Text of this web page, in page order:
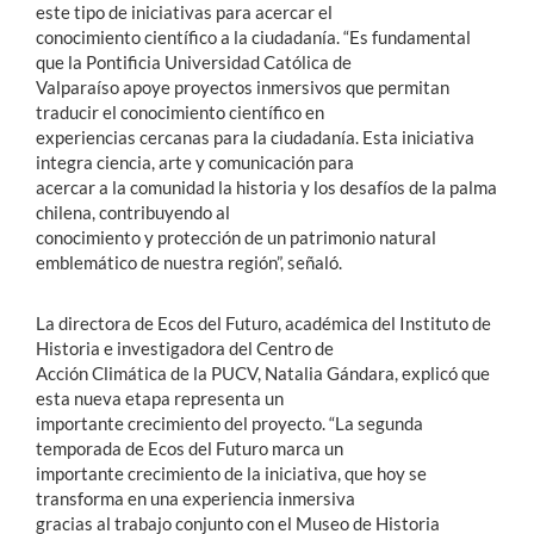
este tipo de iniciativas para acercar el
conocimiento científico a la ciudadanía. “Es fundamental
que la Pontificia Universidad Católica de
Valparaíso apoye proyectos inmersivos que permitan
traducir el conocimiento científico en
experiencias cercanas para la ciudadanía. Esta iniciativa
integra ciencia, arte y comunicación para
acercar a la comunidad la historia y los desafíos de la palma
chilena, contribuyendo al
conocimiento y protección de un patrimonio natural
emblemático de nuestra región”, señaló.
La directora de Ecos del Futuro, académica del Instituto de
Historia e investigadora del Centro de
Acción Climática de la PUCV, Natalia Gándara, explicó que
esta nueva etapa representa un
importante crecimiento del proyecto. “La segunda
temporada de Ecos del Futuro marca un
importante crecimiento de la iniciativa, que hoy se
transforma en una experiencia inmersiva
gracias al trabajo conjunto con el Museo de Historia